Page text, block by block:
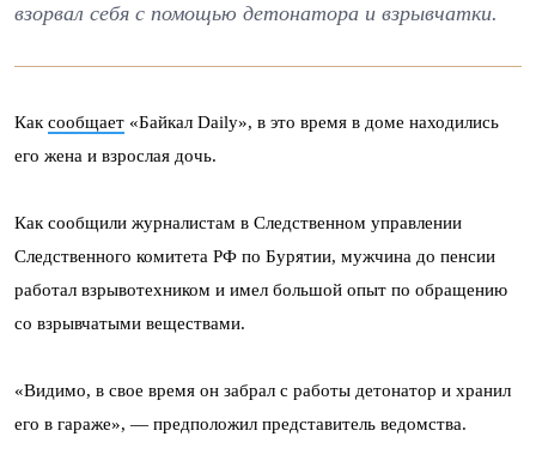
взорвал себя с помощью детонатора и взрывчатки.
Как сообщает «Байкал Daily», в это время в доме находились
его жена и взрослая дочь.
Как сообщили журналистам в Следственном управлении
Следственного комитета РФ по Бурятии, мужчина до пенсии
работал взрывотехником и имел большой опыт по обращению
со взрывчатыми веществами.
«Видимо, в свое время он забрал с работы детонатор и хранил
его в гараже», — предположил представитель ведомства.